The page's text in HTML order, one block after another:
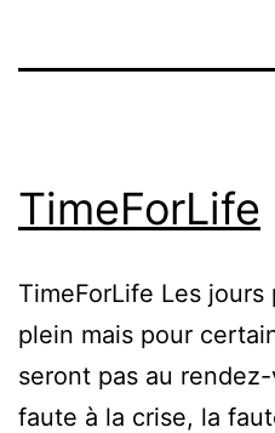
TimeForLife
TimeForLife Les jours
plein mais pour
seront pas au
faute à la crise, la